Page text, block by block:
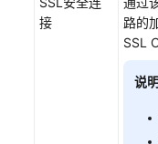
接
路的
SSL
说明